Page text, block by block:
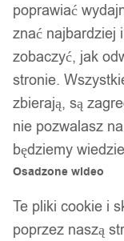
Twój zaufany
sprawdzonych
Facebook
poprawiać
znać najbardziej
zobaczyć, jak
stronie.
zbierają, są
nie pozwalasz
będziemy
Osadzone wideo
Te pliki cookie i
poprzez naszą